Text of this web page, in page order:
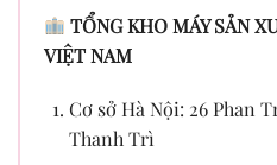
TỔNG KHO MÁY SẢN
VIỆT NAM
Cơ sở Hà Nội: 26 Phan
Thanh Trì